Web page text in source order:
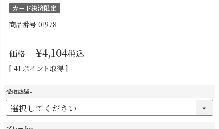
カード決済限定
商品番号 01978
価格 ¥4,104税込
[ 41 ポイント取得 ]
受取店舗
(
必